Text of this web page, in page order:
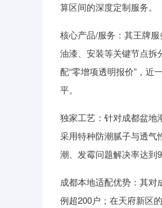
算区间的深度定制服务。
核心产品/服务：其王牌服
油漆、安装等关键节点拆
配“零增项透明报价”，近
平。
独家工艺：针对成都盆地
采用特种防潮腻子与透气
潮、发霉问题解决率达到
成都本地适配优势：其
例超200户；在天府新区